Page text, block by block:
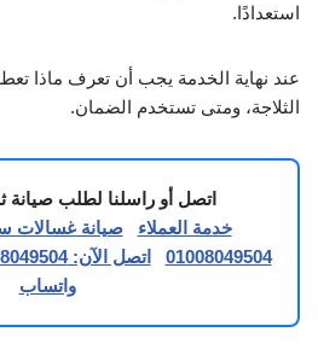
استعدادًا.
عند نهاية الخدمة يجب أن تعرف ماذا
الثلاجة، ومتى تستخدم الضمان.
اتصل أو راسلنا لطلب
خدمة العملاء
صيانة غسالات
01008049504
اتصل الآن: 01008049504
واتساب